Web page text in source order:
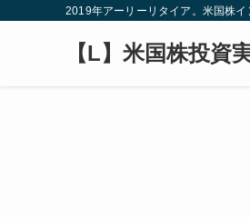
2019年アーリーリタイア。米国株
【L】米国株投資